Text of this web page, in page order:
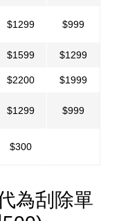
$1299 $999
$1599 $1299
$2200 $1999
$1299 $999
$300
為刮除單